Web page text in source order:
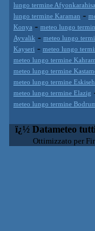
lungo termine
lungo termine Karaman -
Konya - meteo lungo
Ayvalik - meteo lungo
Kayseri - meteo lungo
meteo lungo termine
meteo lungo termine
meteo lungo termine
meteo lungo termine Elazig
meteo lungo termine
ï¿½ Datameteo
Ottimizzato per